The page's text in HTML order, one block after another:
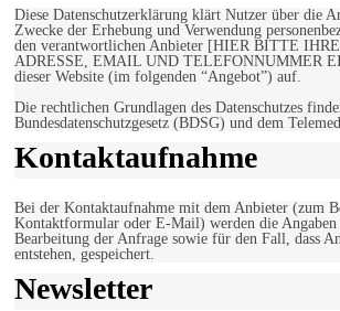
Diese Datenschutzerklärung klärt Nutzer über die
Zwecke der Erhebung und Verwendung
den verantwortlichen Anbieter [HIER BITTE
ADRESSE, EMAIL UND TELEFONNUMMER
dieser Website (im folgenden “Angebot”) auf.
Die rechtlichen Grundlagen des Datenschutzes
Bundesdatenschutzgesetz (BDSG) und dem
Kontaktaufnahme
Bei der Kontaktaufnahme mit dem Anbieter (zum
Kontaktformular oder E-Mail) werden die Angaben
Bearbeitung der Anfrage sowie für den Fall, dass
entstehen, gespeichert.
Newsletter